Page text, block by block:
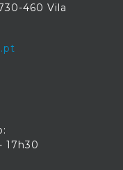
460 Vila
17h30